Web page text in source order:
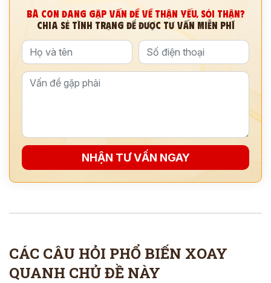
BÀ CON ĐANG GẶP VẤN ĐỀ VỀ THẬN YẾU, SỎI THẬN?
CHIA SẺ TÌNH TRẠNG ĐỂ ĐƯỢC TƯ VẤN MIỄN PHÍ
NHẬN TƯ VẤN NGAY
CÁC CÂU HỎI PHỔ BIẾN XOAY
QUANH CHỦ ĐỀ NÀY